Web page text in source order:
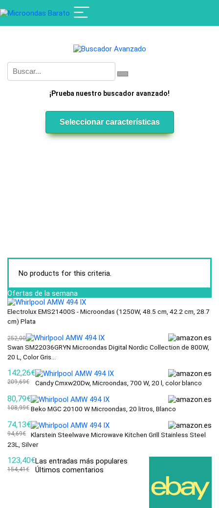
¡Prueba nuestro buscador avanzado!
Seleccionar características
No products for this criteria.
Ofertas de la semana
Electrolux EMS21400S - Microondas (1250W, 48.5 cm, 42.2 cm, 28.7
cm) Plata
252,00
Swan SM22036GRYN Microondas Digital Nordic Collection de 800W,
20 L, Color Gris...
142,26€
209,69€ Candy Cmxw20Dw, Microondas, 700 W, 20 l, color blanco
80,79€
108,99€ Beko MGC 20100 W Microondas, 20 litros, Blanco
74,13€
94,69€
Klarstein Steelwave Microwave Kitchen Grill Stainless Steel
23L, Silver
123,40€
154,41€
Las entradas más populares
Últimos comentarios